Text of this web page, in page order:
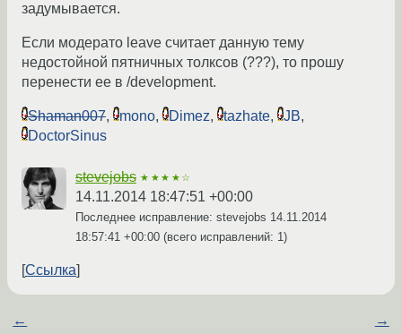
задумывается.
Если модерато leave считает данную тему
недостойной пятничных толксов (???), то прошу
перенести ее в /development.
Shaman007, mono, Dimez, tazhate, JB,
DoctorSinus
stevejobs ★★★★☆
14.11.2014 18:47:51 +00:00
Последнее исправление: stevejobs 14.11.2014
18:57:41 +00:00 (всего исправлений: 1)
Ссылка
← →